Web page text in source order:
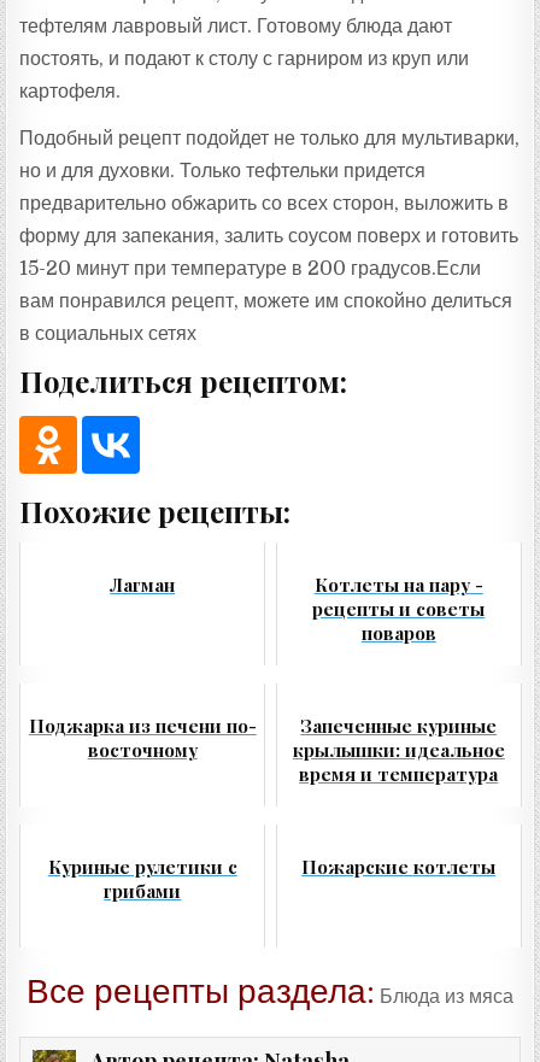
тефтелям лавровый лист. Готовому блюда дают
постоять, и подают к столу с гарниром из круп или
картофеля.
Подобный рецепт подойдет не только для мультиварки,
но и для духовки. Только тефтельки придется
предварительно обжарить со всех сторон, выложить в
форму для запекания, залить соусом поверх и готовить
15-20 минут при температуре в 200 градусов.Если
вам понравился рецепт, можете им спокойно делиться
в социальных сетях
Поделиться рецептом:
Похожие рецепты:
Лагман
Котлеты на пару -
рецепты и советы
поваров
Поджарка из печени по-
восточному
Запеченные куриные
крылышки: идеальное
время и температура
Куриные рулетики с
грибами
Пожарские котлеты
Все рецепты раздела: Блюда из мяса